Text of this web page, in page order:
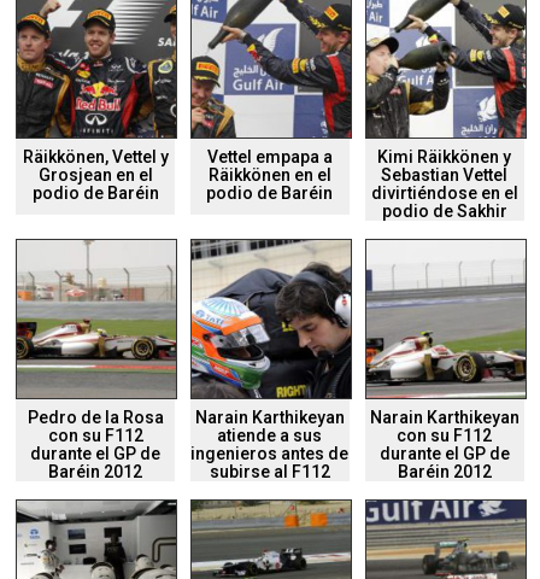
Räikkönen, Vettel y
Grosjean en el
podio de Baréin
Vettel empapa a
Räikkönen en el
podio de Baréin
Kimi Räikkönen y
Sebastian Vettel
divirtiéndose en el
podio de Sakhir
Pedro de la Rosa
con su F112
durante el GP de
Baréin 2012
Narain Karthikeyan
atiende a sus
ingenieros antes de
subirse al F112
Narain Karthikeyan
con su F112
durante el GP de
Baréin 2012